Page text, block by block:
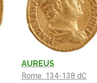
AUREUS
Rome. 134-138 dC